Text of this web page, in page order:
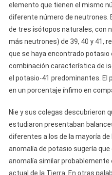
elemento que tienen el mismo
diferente número de neutrones.
de tres isótopos naturales, con
más neutrones) de 39, 40 y 41,
que se haya encontrado potasio
combinación característica de
el potasio-41 predominantes. El
en un porcentaje ínfimo en
Nie y sus colegas descubrieron
estudiaron presentaban
diferentes a los de la mayoría
anomalía de potasio sugería
anomalía similar
actual de la Tierra. En otras